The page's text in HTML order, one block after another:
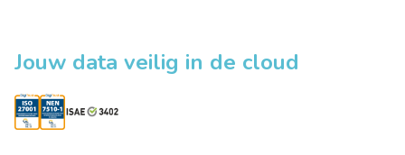
Jouw data veilig in de cloud